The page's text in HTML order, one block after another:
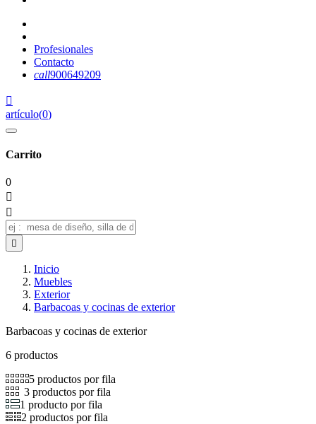
Profesionales
Contacto
call900649209

artículo(0)
Carrito
0



Inicio
Muebles
Exterior
Barbacoas y cocinas de exterior
Barbacoas y cocinas de exterior
6 productos
5 productos por fila
3 productos por fila
1 producto por fila
2 productos por fila